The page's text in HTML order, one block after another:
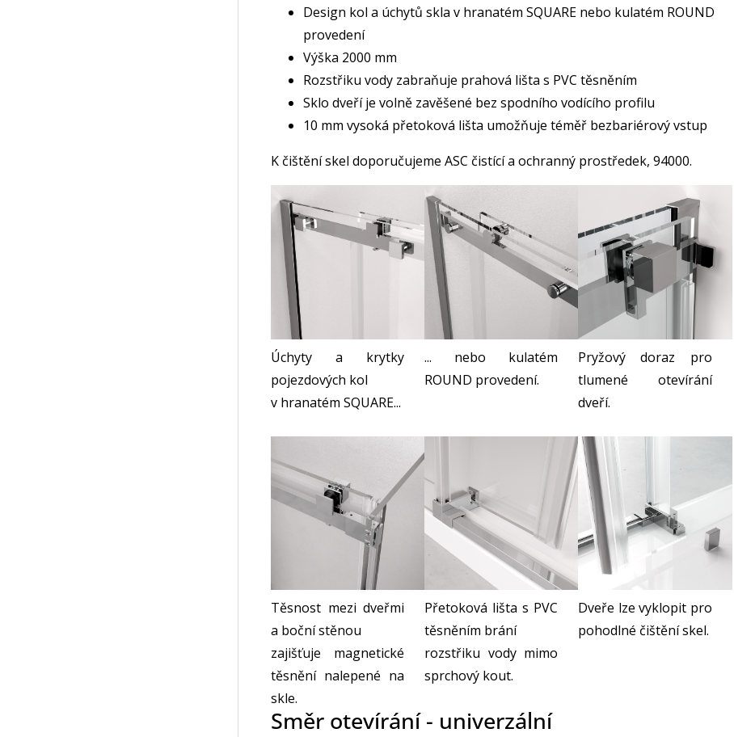
Design kol a úchytů skla v hranatém SQUARE nebo kulatém ROUND
provedení
Výška 2000 mm
Rozstřiku vody zabraňuje prahová lišta s PVC těsněním
Sklo dveří je volně zavěšené bez spodního vodícího profilu
10 mm vysoká přetoková lišta umožňuje téměř bezbariérový vstup
K čištění skel doporučujeme ASC čistící a ochranný prostředek, 94000.
Úchyty a krytky
pojezdových kol
v hranatém SQUARE...
... nebo kulatém
ROUND provedení.
Pryžový doraz pro
tlumené otevírání
dveří.
Těsnost mezi dveřmi
a boční stěnou
zajišťuje magnetické
těsnění nalepené na
skle.
Přetoková lišta s PVC
těsněním brání
rozstřiku vody mimo
sprchový kout.
Dveře lze vyklopit pro
pohodlné čištění skel.
Směr otevírání - univerzální